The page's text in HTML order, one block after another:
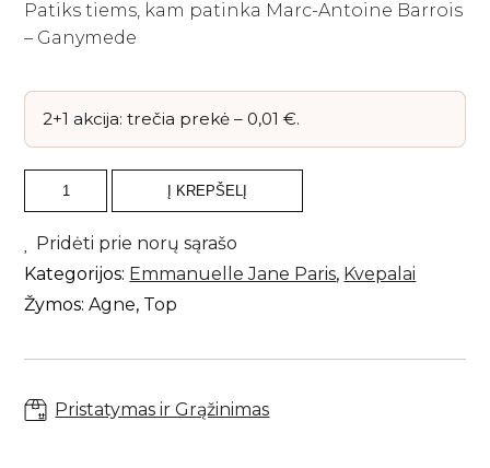
Patiks tiems, kam patinka Marc-Antoine Barrois
– Ganymede
2+1 akcija: trečia prekė –0,01€.
produkto
kiekis:
Emmanuelle
Jane
Paris
-
Blais,
extrait
parfum,
ml
Į KREPŠELĮ
Pridėti prie norų sąrašo
Kategorijos: Emmanuelle Jane Paris, Kvepalai
Žymos:Agne, Top
Pristatymas ir Grąžinimas